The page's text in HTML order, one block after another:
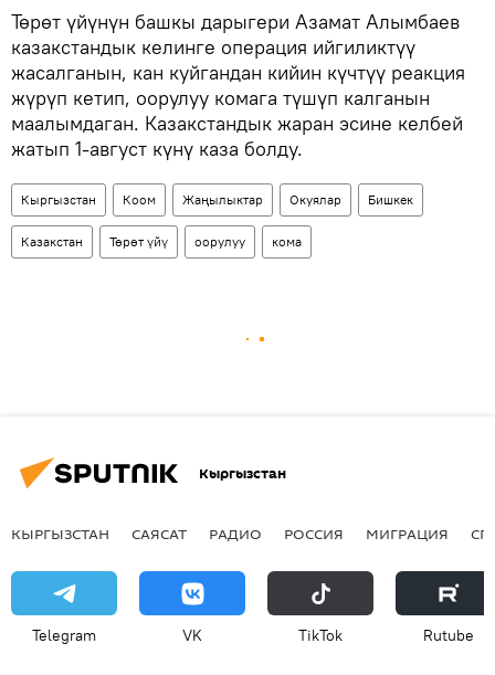
Төрөт үйүнүн башкы дарыгери Азамат Алымбаев
казакстандык келинге операция ийгиликтүү
жасалганын, кан куйгандан кийин күчтүү реакция
жүрүп кетип, оорулуу комага түшүп калганын
маалымдаган. Казакстандык жаран эсине келбей
жатып 1-август күнү каза болду.
Кыргызстан Коом Жаңылыктар Окуялар Бишкек
Казакстан Төрөт үйү оорулуу кома
Кыргызстан
КЫРГЫЗСТАН САЯСАТ РАДИО РОССИЯ МИГРАЦИЯ
Telegram VK ТikТоk Rutube